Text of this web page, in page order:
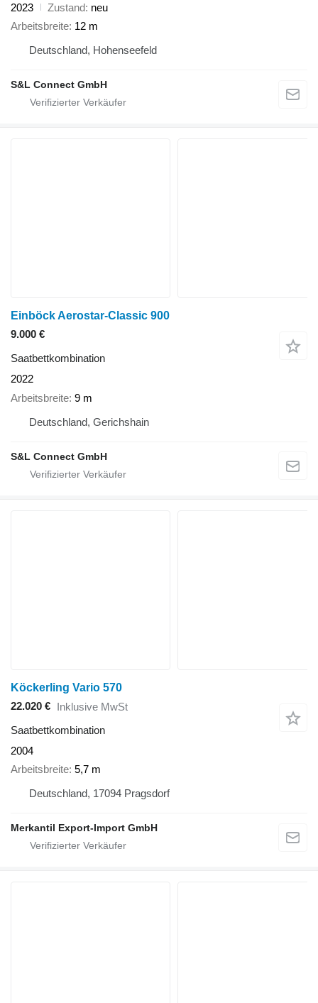
2023
Zustand neu
Arbeitsbreite 12 m
Deutschland, Hohenseefeld
S&L Connect GmbH
Einböck Aerostar-Classic 900
9.000 €
Saatbettkombination
2022
Arbeitsbreite 9 m
Deutschland, Gerichshain
S&L Connect GmbH
Köckerling Vario 570
22.020 € Inklusive MwSt
Saatbettkombination
2004
Arbeitsbreite 5,7 m
Deutschland, 17094 Pragsdorf
Merkantil Export-Import GmbH